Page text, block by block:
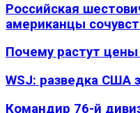
Российская
американцы
Почему растут
WSJ: разведка США
Командир 76-й